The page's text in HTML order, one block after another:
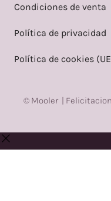
Condiciones de venta
Política de privacidad
Política de cookies
© Mooler |